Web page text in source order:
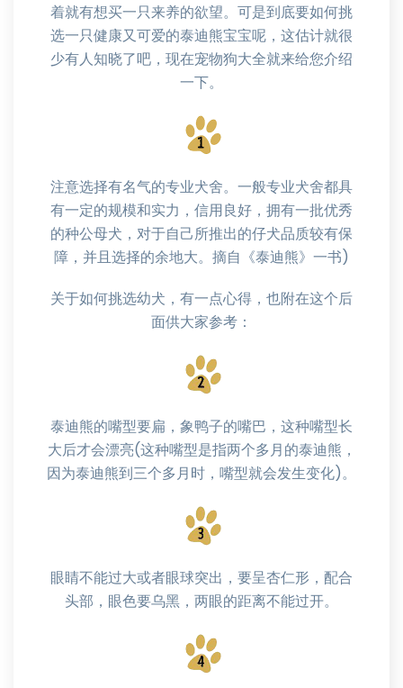
着就有想买一只来养的欲望。可是到底要如何挑
选一只健康又可爱的泰迪熊宝宝呢，这估计就很
少有人知晓了吧，现在宠物狗大全就来给您介绍
一下。
注意选择有名气的专业犬舍。一般专业犬舍都具
有一定的规模和实力，信用良好，拥有一批优秀
的种公母犬，对于自己所推出的仔犬品质较有保
障，并且选择的余地大。摘自《泰迪熊》一书)
关于如何挑选幼犬，有一点心得，也附在这个后
面供大家参考：
泰迪熊的嘴型要扁，象鸭子的嘴巴，这种嘴型长
大后才会漂亮(这种嘴型是指两个多月的泰迪熊，
因为泰迪熊到三个多月时，嘴型就会发生变化)。
眼睛不能过大或者眼球突出，要呈杏仁形，配合
头部，眼色要乌黑，两眼的距离不能过开。